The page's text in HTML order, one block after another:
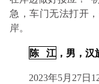
急，车门无法打开
岸。
陈 江 ，男，
2023年5月27日